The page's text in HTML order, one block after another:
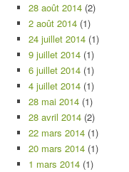
28 août 2014 (2)
2 août 2014 (1)
24 juillet 2014 (1)
9 juillet 2014 (1)
6 juillet 2014 (1)
4 juillet 2014 (1)
28 mai 2014 (1)
28 avril 2014 (2)
22 mars 2014 (1)
20 mars 2014 (1)
1 mars 2014 (1)